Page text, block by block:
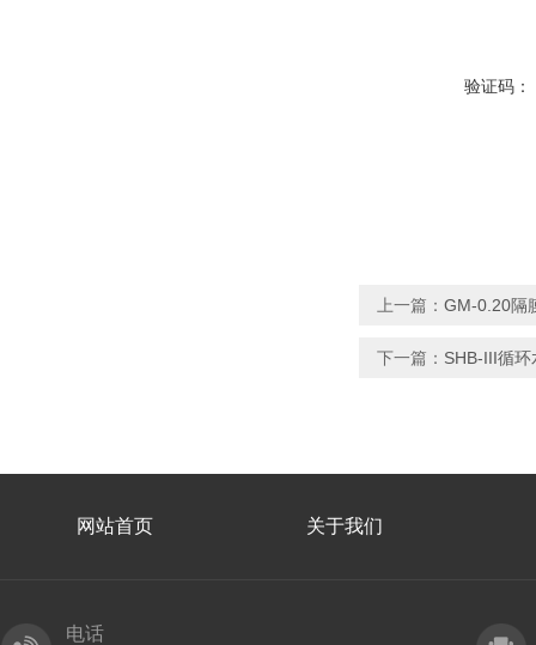
验证码：
上一篇： GM-0.20隔
下一篇： SHB-III循
网站首页 关于我们
电话